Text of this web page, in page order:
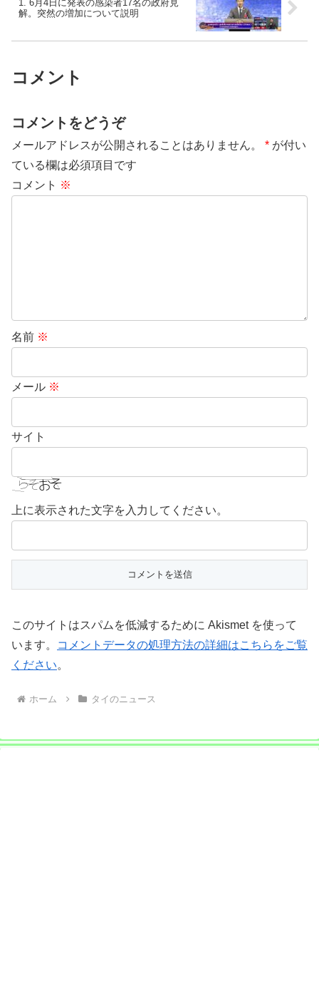
1. 6月4日に発表の感染者17名の政府見
解。突然の増加について説明
コメント
コメントをどうぞ
メールアドレスが公開されることはありません。 * が付い
ている欄は必須項目です
コメント ※
名前 ※
メール ※
サイト
上に表示された文字を入力してください。
このサイトはスパムを低減するために Akismet を使って
います。
コメントデータの処理方法の詳細はこちらをご覧
ください。
ホーム タイのニュース